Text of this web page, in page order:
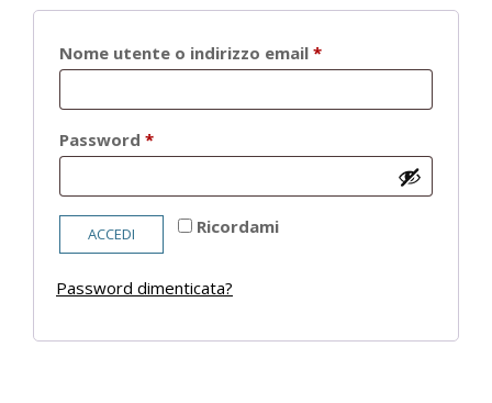
Nome utente o indirizzo email *Richiesto
Password *Richiesto
Ricordami
ACCEDI
Password dimenticata?